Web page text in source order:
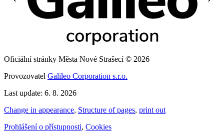
Oficiální stránky Města Nové Strašecí © 2026
Provozovatel Galileo Corporation s.r.o.
Last update: 6. 8. 2026
Change in appearance, Structure of pages, print out
Prohlášení o přístupnosti, Cookies